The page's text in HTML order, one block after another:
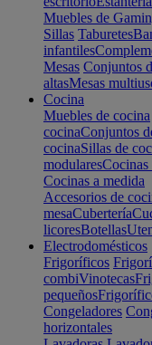
Muebles de
Sillas Taburetes
infantiles
Mesas Conjuntos
altasMesas
Cocina
Muebles de cocina
cocinaConjuntos
cocinaSillas de
modularesCocinas
Cocinas a medida
Accesorios de
mesaCubertería
licoresBotellas
Electrodomésticos
Frigoríficos
combiVinotecas
pequeños
Congeladores
horizontales